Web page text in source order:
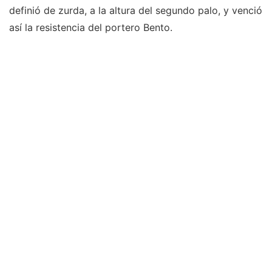
definió de zurda, a la altura del segundo palo, y venció
así la resistencia del portero Bento.